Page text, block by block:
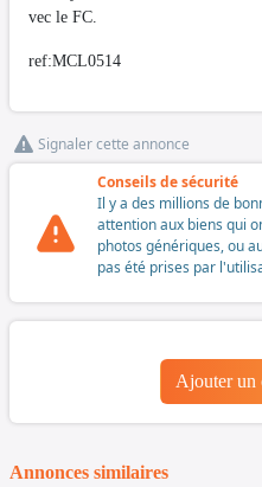
vec le FC.
ref:MCL0514
Signaler cette annonce
Conseils de sécurité
Il y a des millions de
attention aux biens qui
photos génériques, ou
pas été prises par
Ajouter un
Annonces similaires